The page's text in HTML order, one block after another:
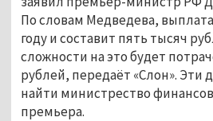
По словам Медведева, выплата
году и составит пять тысяч
сложности на это будет
рублей, передаёт «Слон». Эти
найти министрество
премьера.